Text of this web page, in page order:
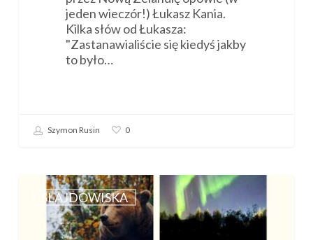
jeden wieczór!) Łukasz Kania.
Kilka słów od Łukasza:
"Zastanawialiście się kiedyś jakby
to było…
Szymon Rusin 0
SLAJDOWISKA
Zaproszenie
slajdowisko
„Lofoty